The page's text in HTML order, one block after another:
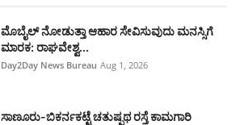
ಮೊಬೈಲ್ ನೋಡುತ್ತಾ ಆಹಾರ ಸೇವಿಸುವುದು ಮನಸ್ಸಿಗೆ
ಮಾರಕ: ರಾಘವೇಶ್ವ...
Day2Day News Bureau Aug 1, 2026
ಸಾಣೂರು-ಬಿಕರ್ನಕಟ್ಟೆ ಚತುಷ್ಪಥ ರಸ್ತೆ ಕಾಮಗಾರಿ